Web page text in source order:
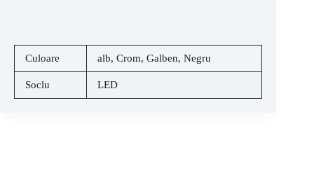
Culoare alb, Crom, Galben, Negru
Soclu LED